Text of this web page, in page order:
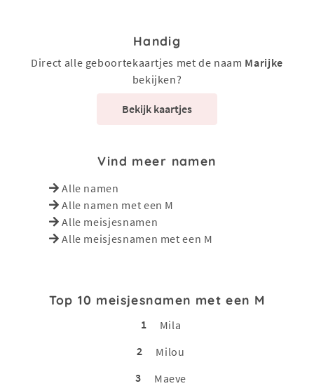
Handig
Direct alle geboortekaartjes met de naam Marijke
bekijken?
Bekijk kaartjes
Vind meer namen
Alle namen
Alle namen met een M
Alle meisjesnamen
Alle meisjesnamen met een M
Top 10 meisjesnamen met een M
1
Mila
2
Milou
3
Maeve